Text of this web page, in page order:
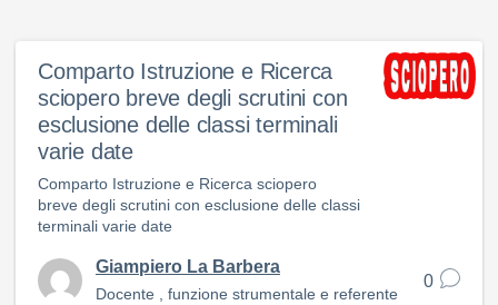
Comparto Istruzione e Ricerca
sciopero breve degli scrutini con
esclusione delle classi terminali
varie date
Comparto Istruzione e Ricerca sciopero
breve degli scrutini con esclusione delle classi
terminali varie date
Giampiero La Barbera
Docente , funzione strumentale e referente
0